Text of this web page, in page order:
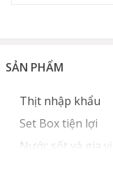
SẢN PHẨM
Thịt nhập khẩu
Set Box tiện lợi
Nước sốt và gia vị